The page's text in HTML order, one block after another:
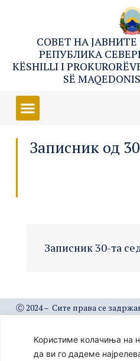
Користиме колачиња на
да ви го дадеме
СОВЕТ НА
РЕПУБЛИКА
KËSHILLI I
SË
Записник од
Записник 30-та
Ⓒ 2024 – Сите права се